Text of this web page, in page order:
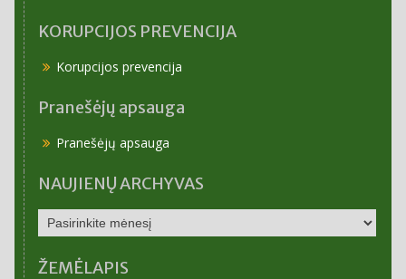
KORUPCIJOS PREVENCIJA
Korupcijos prevencija
Pranešėjų apsauga
Pranešėjų apsauga
NAUJIENŲ ARCHYVAS
NAUJIENŲ
ARCHYVAS
ŽEMĖLAPIS